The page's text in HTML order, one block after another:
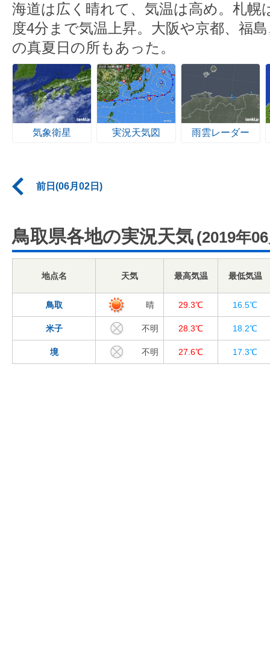
海道は広く晴れて、気温は高め。札幌
度4分まで気温上昇。大阪や京都、福
の真夏日の所もあった。
気象衛星 実況天気図 雨雲レーダー
前日(06月02日)
鳥取県各地の実況天気 (2019年
地点名 天気 最高気温 最低気温
鳥取 晴 29.3℃ 16.5℃
米子 不明 28.3℃ 18.2℃
境 不明 27.6℃ 17.3℃